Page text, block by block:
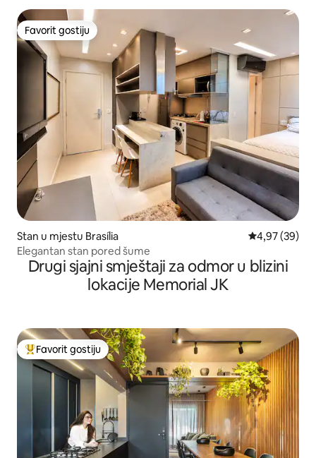
Favorit gostiju
Favorit gostiju
Stan u mjestu Brasília prosječna
4,97 (39)
Elegantan stan pored šume
Drugi sjajni smještaji za odmor u blizini
lokacije Memorial JK
Glavni favorit gostiju
Favorit gostiju